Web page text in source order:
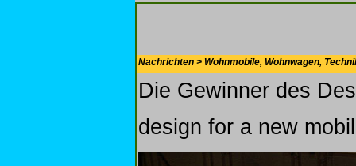
Nachrichten > Wohnmobile, Wohnwagen,
Die Gewinner des
design for a new